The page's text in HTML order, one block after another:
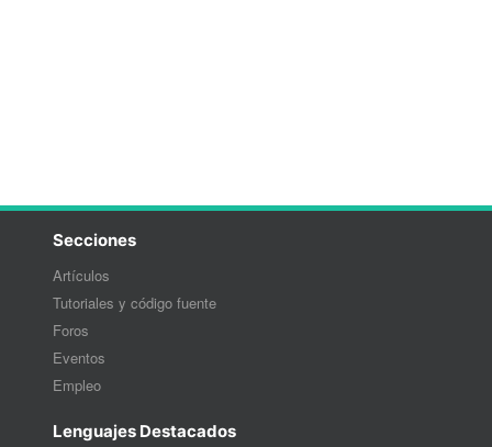
Secciones
Artículos
Tutoriales y código fuente
Foros
Eventos
Empleo
Lenguajes Destacados